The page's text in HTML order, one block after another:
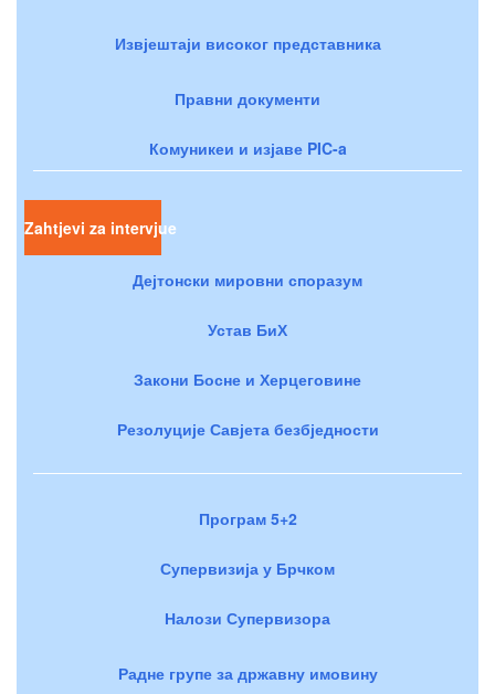
Извјештаји високог представника
Правни документи
Комуникеи и изјаве PIC-a
Zahtjevi za intervjue
Дејтонски мировни споразум
Устав БиХ
Закони Босне и Херцеговине
Резолуције Савјета безбједности
Програм 5+2
Супервизија у Брчком
Налози Супервизора
Радне групе за државну имовину